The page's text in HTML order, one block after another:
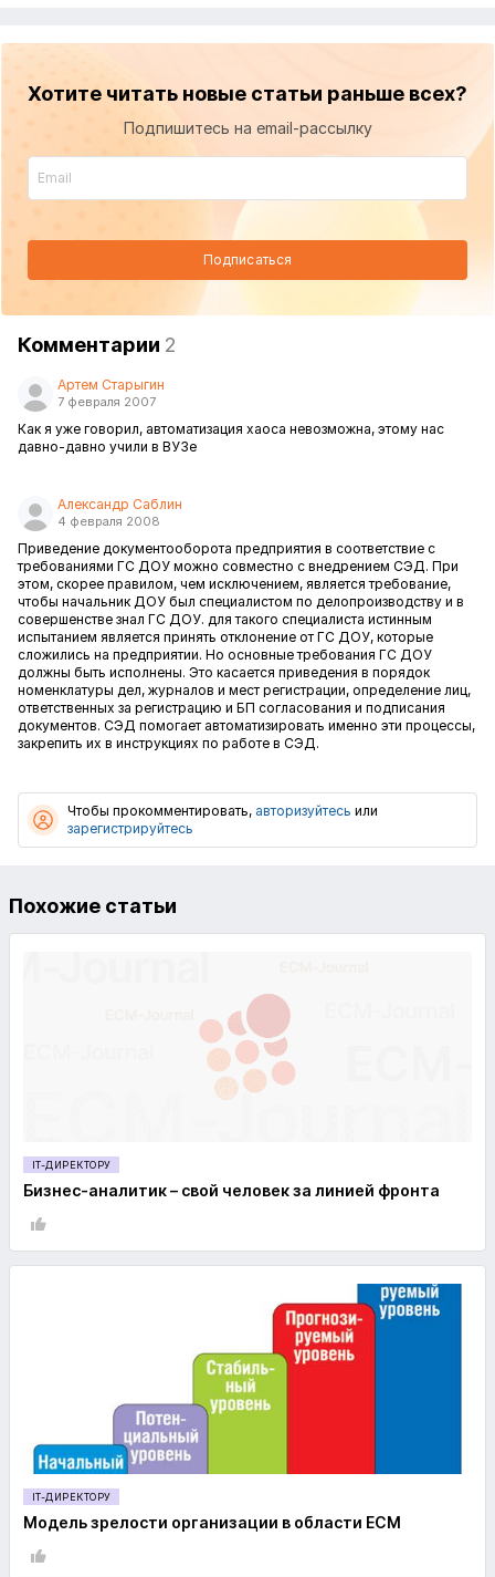
Хотите читать новые статьи раньше всех?
Подпишитесь на email-рассылку
Подписаться
Комментарии 2
Артем Старыгин
7 февраля 2007
Как я уже говорил, автоматизация хаоса невозможна, этому нас
давно-давно учили в ВУЗе
Александр Саблин
4 февраля 2008
Приведение документооборота предприятия в соответствие с
требованиями ГС ДОУ можно совместно с внедрением СЭД. При
этом, скорее правилом, чем исключением, является требование,
чтобы начальник ДОУ был специалистом по делопроизводству и в
совершенстве знал ГС ДОУ. для такого специалиста истинным
испытанием является принять отклонение от ГС ДОУ, которые
сложились на предприятии. Но основные требования ГС ДОУ
должны быть исполнены. Это касается приведения в порядок
номенклатуры дел, журналов и мест регистрации, определение лиц,
ответственных за регистрацию и БП согласования и подписания
документов. СЭД помогает автоматизировать именно эти процессы,
закрепить их в инструкциях по работе в СЭД.
Чтобы прокомментировать, авторизуйтесь или
зарегистрируйтесь
Похожие статьи
IT-ДИРЕКТОРУ
Бизнес-аналитик – свой человек за линией фронта
IT-ДИРЕКТОРУ
Модель зрелости организации в области ECM